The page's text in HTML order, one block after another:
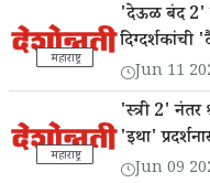
महाराष्ट्र
'देऊळ बंद 2'
दिग्दर्शकांची
Jun 11
महाराष्ट्र
'स्त्री 2' नंतर
'इथा'
Jun 09